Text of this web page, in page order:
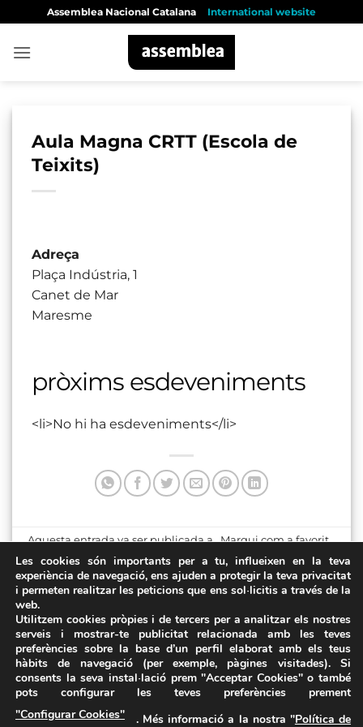
content
Assemblea Nacional Catalana International website
Aula Magna CRTT (Escola de
Teixits)
Adreça
Plaça Indústria, 1
Canet de Mar
Maresme
pròxims esdeveniments
<li>No hi ha esdeveniments</li>
Aquesta entrada va ser publicada a . Marqui com a favorit
el
Enllaç permanent.
Centre Cívic i Cultural El
Colomí
FAQs
Les cookies són importants per a tu, influeixen en la teva
experiència de navegació, ens ajuden a protegir la teva privacitat
i permeten realitzar les peticions que ens sol·licitis a través de la
web.
Utilitzem cookies pròpies i de tercers per a analitzar els nostres
serveis i mostrar-te publicitat relacionada amb les teves
preferències sobre la base d’un perfil elaborat amb els teus
hàbits de navegació (per exemple, pàgines visitades). Si
consents la seva instal·lació prem "Acceptar Cookies" o també
pots configurar les teves preferències prement
"Configurar Cookies"
. Més informació a la nostra "Política de